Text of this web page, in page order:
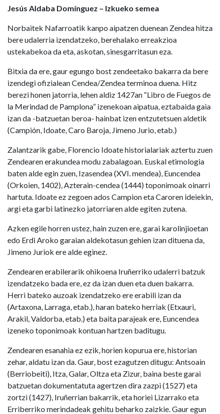
Jesús Aldaba Domínguez – Izkueko semea
Norbaitek Nafarroatik kanpo aipatzen duenean Zendea hitza
bere udalerria izendatzeko, berehalako erreakzioa
ustekabekoa da eta, askotan, sinesgarritasun eza.
Bitxia da ere, gaur egungo bost zendeetako bakarra da bere
izendegi ofizialean Cendea/Zendea terminoa duena. Hitz
berezi honen jatorria, lehen aldiz 1427an “Libro de Fuegos de
la Merindad de Pamplona” izenekoan aipatua, eztabaida gaia
izan da -batzuetan beroa- hainbat izen entzutetsuen aldetik
(Campión, Idoate, Caro Baroja, Jimeno Jurio, etab.)
Zalantzarik gabe, Florencio Idoate historialariak aztertu zuen
Zendearen erakundea modu zabalagoan. Euskal etimologia
baten alde egin zuen, Izasendea (XVI. mendea), Euncendea
(Orkoien, 1402), Azterain-cendea (1444) toponimoak oinarri
hartuta. Idoate ez zegoen ados Campion eta Caroren ideiekin,
argi eta garbi latinezko jatorriaren alde egiten zutena.
Azken egile horren ustez, hain zuzen ere, garai karolinjioetan
edo Erdi Aroko garaian aldekotasun gehien izan dituena da,
Jimeno Juriok ere alde eginez.
Zendearen erabilerarik ohikoena Iruñerriko udalerri batzuk
izendatzeko bada ere, ez da izan duen eta duen bakarra.
Herri bateko auzoak izendatzeko ere erabili izan da
(Artaxona, Larraga, etab.), haran bateko herriak (Etxauri,
Arakil, Valdorba, etab.) eta baita parajeak ere, Euncendea
izeneko toponimoak kontuan hartzen baditugu.
Zendearen esanahia ez ezik, horien kopurua ere, historian
zehar, aldatu izan da. Gaur, bost ezagutzen ditugu: Antsoain
(Berriobeiti), Itza, Galar, Oltza eta Zizur, baina beste garai
batzuetan dokumentatuta agertzen dira zazpi (1527) eta
zortzi (1427), Iruñerrian bakarrik, eta horiei Lizarrako eta
Erriberriko merindadeak gehitu beharko zaizkie. Gaur egun